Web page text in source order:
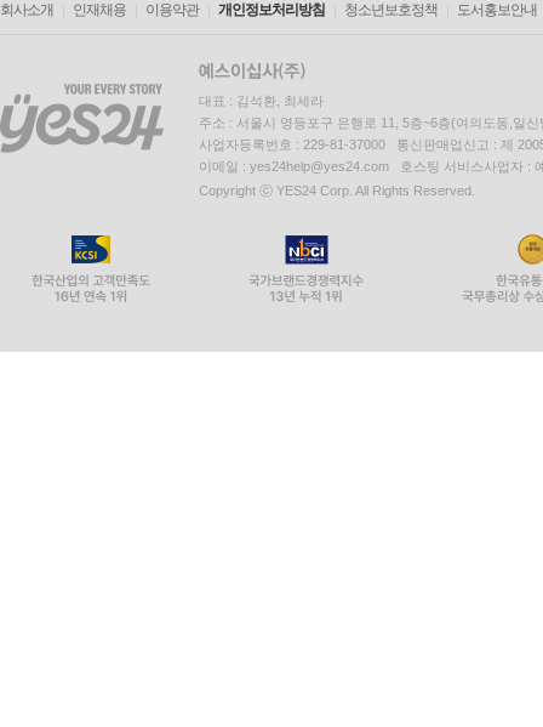
회사소개 인재채용 이용약관 개인정보처리방침 청소년보호정책 도서홍보안내
대표 : 김석환, 최세라
주소 : 서울시 영등포구 은행로 11, 5층~6층(여의도동,일신
사업자등록번호 : 229-81-37000 통신판매업신고 : 제
이메일 : yes24help@yes24.com 호스팅 서비스사업자 :
Copyright ⓒ YES24 Corp. All Rights Reserved.